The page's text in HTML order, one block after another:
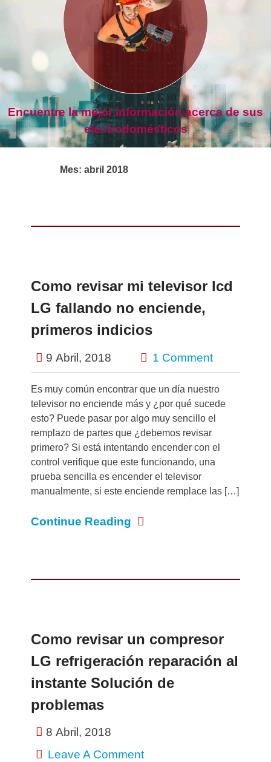
Encuentre la mejor información acerca de sus
electrodomésticos
Mes:abril 2018
Como revisar mi televisor lcd
LG fallando no enciende,
primeros indicios
9 Abril, 2018 1 Comment
Es muy común encontrar que un día nuestro
televisor no enciende más y ¿por qué sucede
esto? Puede pasar por algo muy sencillo el
remplazo de partes que ¿debemos revisar
primero? Si está intentando encender con el
control verifique que este funcionando, una
prueba sencilla es encender el televisor
manualmente, si este enciende remplace las […]
Continue Reading
Como revisar un compresor
LG refrigeración reparación al
instante Solución de
problemas
8 Abril, 2018
Leave A Comment